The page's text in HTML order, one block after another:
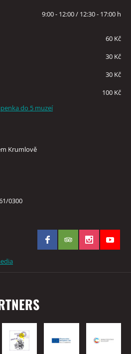
9:00 - 12:00 / 12:30 - 17:00 h
60 Kč
30 Kč
30 Kč
100 Kč
do 5 muzeí
Krumlově
0300